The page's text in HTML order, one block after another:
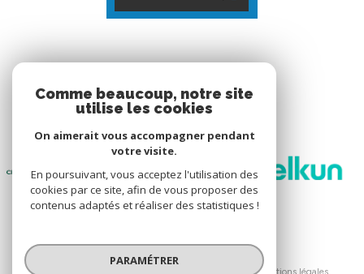
Nos partenaires
© 2026 | Tous droits réservés
Mentions légales
Comme beaucoup, notre site
utilise les cookies
On aimerait vous accompagner pendant
votre visite.
En poursuivant, vous acceptez l'utilisation des
cookies par ce site, afin de vous proposer des
contenus adaptés et réaliser des statistiques !
PARAMÉTRER